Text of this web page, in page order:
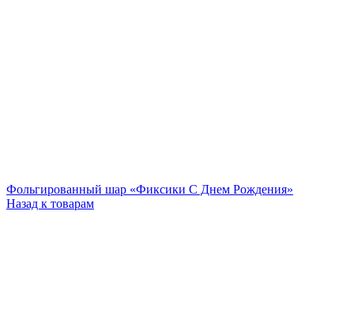
Фольгированный шар «Фиксики С Днем Рождения»
Назад к товарам